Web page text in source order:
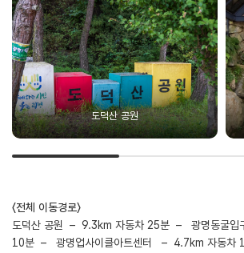
도덕산 공원
〈전체 이동경로〉
도덕산 공원 – 9.3km 자동차 25분 – 광명동굴
10분 – 광명업사이클아트센터 – 4.7km 자동